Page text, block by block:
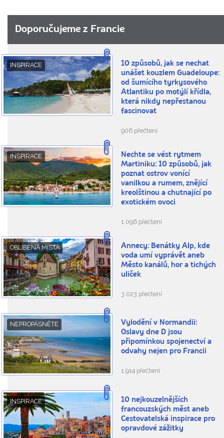
Doporučujeme z Francie
INSPIRACE
10 způsobů, jak se nechat
unášet kouzlem Guadeloupe:
od šumícího tyrkysového
Atlantiku po motýlí křídla,
která nikdy nepřestanou
fascinovat
906 přečtení
INSPIRACE
Nechte se vést rytmem
Martiniku: 10 způsobů, jak
poznat ostrov vonící
vanilkou a rumem, znějící
kreolštinou a chutnající po
exotickém ovoci
1.096 přečtení
OBLÍBENÁ MÍSTA
Annecy: Benátky Alp, kde
voda umí vyprávět aneb
Město kanálů, hor a tichých
uliček
3.023 přečtení
NEPROPÁSNĚTE
Vylodění v Normandii:
Oslavy dne D jsou
připomínkou spojenectví a
odvahy nejen pro Francii
1.914 přečtení
INSPIRACE
10 nejkouzelnějších
francouzských měst aneb
Cestovatelská inspirace pro
opravdové zážitky